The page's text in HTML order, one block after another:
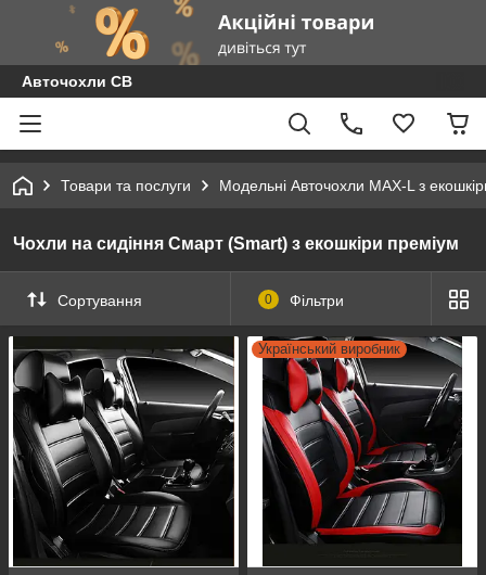
Авточохли СВ
Товари та послуги Модельні Авточохли MAX-L з
Чохли на сидіння Смарт (Smart) з екошкіри преміум
Сортування 0 Фільтри
Український виробник